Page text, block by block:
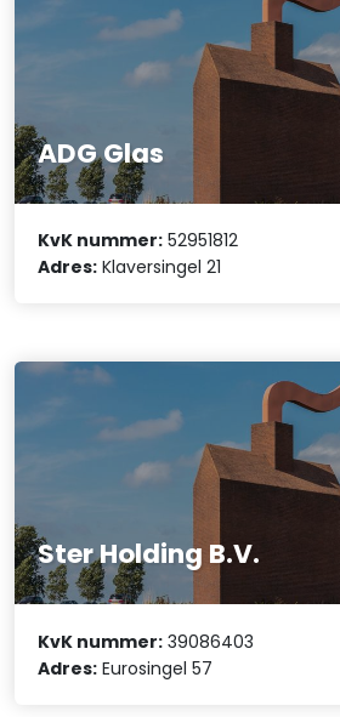
ADG Glas
KvK nummer: 52951812
Adres: Klaversingel 21
Ster Holding B.V.
KvK nummer: 39086403
Adres: Eurosingel 57